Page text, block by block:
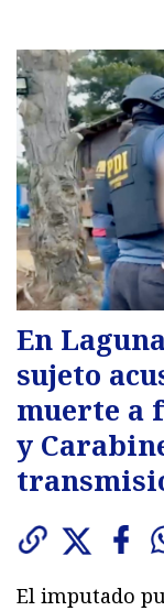
En
sujeto
muerte a
y
El imputado